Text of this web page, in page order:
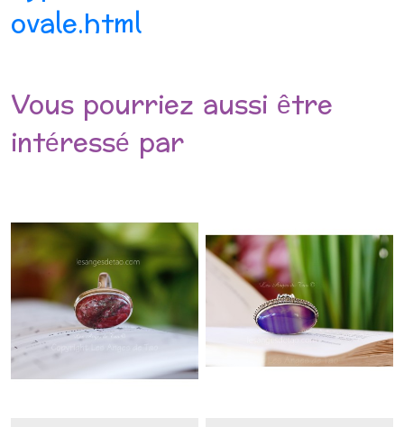
ovale.html
Vous pourriez aussi être
intéressé par